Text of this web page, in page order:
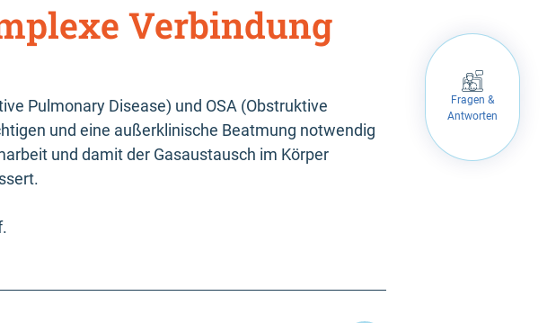
Fragen &
Antworten
Verbindung
Pulmonary Disease) und OSA (Obstruktive
und eine außerklinische Beatmung notwendig
und damit der Gasaustausch im Körper